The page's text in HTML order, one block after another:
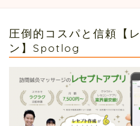
圧倒的コスパと信頼【
ン】Spotlog